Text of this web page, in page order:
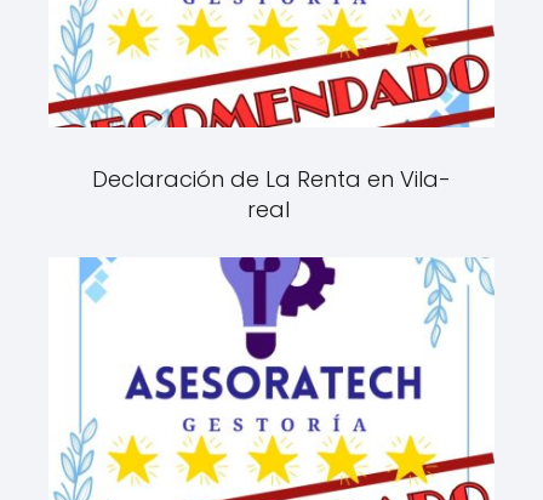
Declaración de La Renta en Vila-
real